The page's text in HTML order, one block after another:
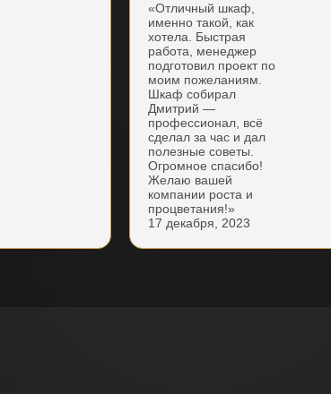
«Отличный шкаф,
именно такой, как
хотела. Быстрая
работа, менеджер
подготовил проект по
моим пожеланиям.
Шкаф собирал
Дмитрий —
профессионал, всё
сделал за час и дал
полезные советы.
Огромное спасибо!
Желаю вашей
компании роста и
процветания!»
17 декабря, 2023